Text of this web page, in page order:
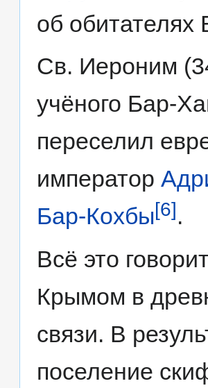
об
Св. Иероним
учёного Бар-
переселил
император
Бар-Кохбы[6].
Всё это
Крымом в
связи. В
поселение